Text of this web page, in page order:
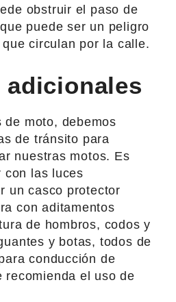
obstruir el paso de
puede ser un peligro
circulan por la calle.
adicionales
de moto, debemos
de tránsito para
nuestras motos. Es
con las luces
un casco protector
con aditamentos
de hombros, codos y
y botas, todos de
conducción de
recomienda el uso de